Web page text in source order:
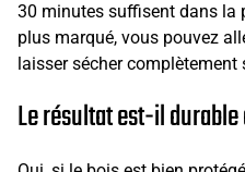
30 minutes suffisent dans la
plus marqué, vous pouvez
laisser sécher complètement
Le résultat est-il